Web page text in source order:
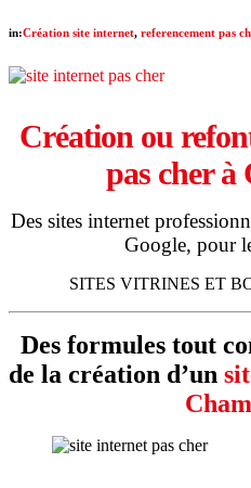
in:Création site internet, referencement pas
Création ou
pas cher à
Des sites internet
Google, pour
SITES VITRINES ET
Des formules tout
de la création d’un